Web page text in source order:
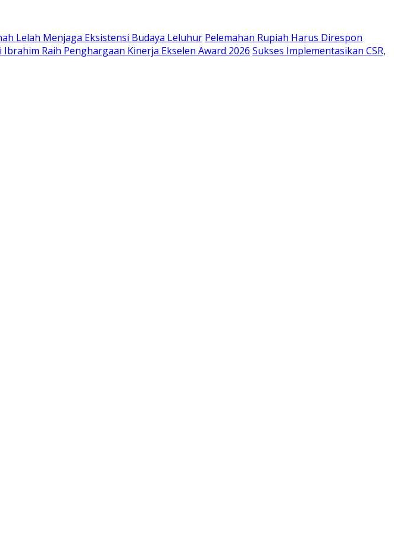
Lelah Menjaga Eksistensi Budaya Leluhur Pelemahan Rupiah Harus Direspon
Raih Penghargaan Kinerja Ekselen Award 2026 Sukses Implementasikan CSR,